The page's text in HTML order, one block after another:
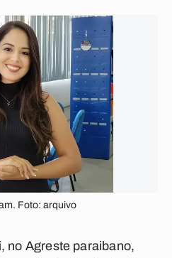
Foto: arquivo
no Agreste paraibano,